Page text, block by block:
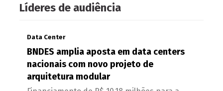
Líderes de audiência
Data Center
BNDES amplia aposta em data centers
nacionais com novo projeto de
arquitetura modular